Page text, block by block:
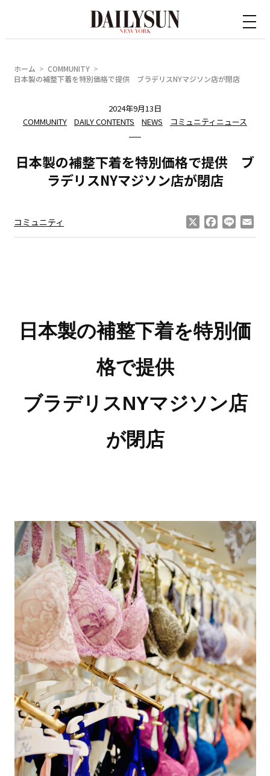
ホーム
COMMUNITY
日本製の補整下着を特別価格で提供 ブラデリスNYマジソン店が閉店
2024年9月13日
COMMUNITY
DAILY CONTENTS NEWS コミュニティニュース
日本製の補整下着を特別価格で提供 ブ
ラデリスNYマジソン店が閉店
コミュニティ Facebook
Line
日本製の補整下着を特別価
格で提供
ブラデリスNYマジソン店
が閉店